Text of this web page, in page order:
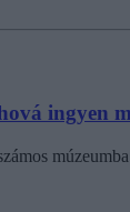
ingyen